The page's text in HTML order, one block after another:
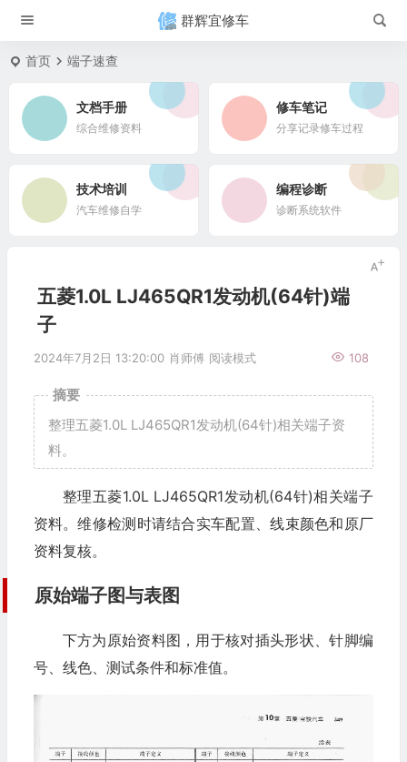
群辉宜修车
首页 端子速查
文档手册
综合维修资料
修车笔记
分享记录修车过程
技术培训
汽车维修自学
编程诊断
诊断系统软件
五菱1.0L LJ465QR1发动机(64针)端
子
2024年7月2日 13:20:00 肖师傅 108
阅读模式
摘要
整理五菱1.0L LJ465QR1发动机(64针)相关端子资
料。
整理五菱1.0L LJ465QR1发动机(64针)相关端子
资料。维修检测时请结合实车配置、线束颜色和原厂
资料复核。
原始端子图与表图
下方为原始资料图，用于核对插头形状、针脚编
号、线色、测试条件和标准值。